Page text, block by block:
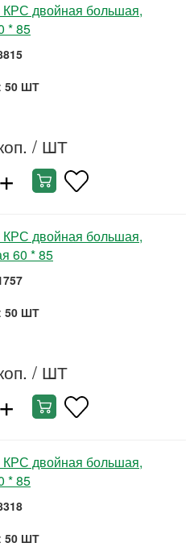
КРС двойная большая,
* 85
50 ШТ
/ ШТ
+
КРС двойная большая,
60 * 85
50 ШТ
/ ШТ
+
КРС двойная большая,
* 85
50 ШТ